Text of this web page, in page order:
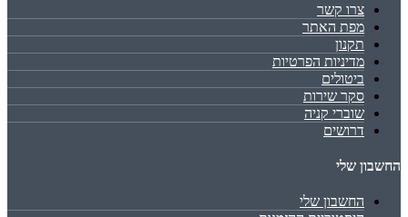
צרו קשר
מפת האתר
תקנון
מדיניות הפרטיות
ביטולים
סקר שירות
שוברי קניה
דרושים
החשבון שלי
החשבון שלי